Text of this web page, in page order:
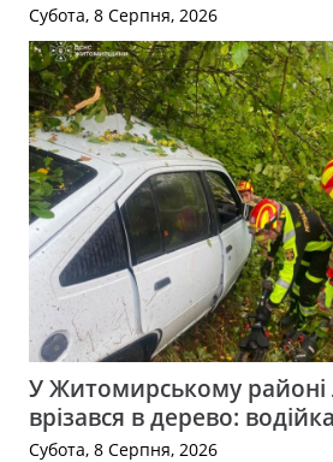
Субота, 8 Серпня, 2026
У Житомирському районі
врізався в дерево:
Субота, 8 Серпня, 2026